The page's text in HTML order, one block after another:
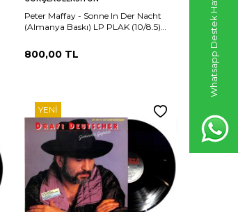
Whatsapp Destek Hattı
Peter Maffay - Sonne In Der Nacht
(Almanya Baskı) LP PLAK (10/8.5)
800,00 TL
YENI